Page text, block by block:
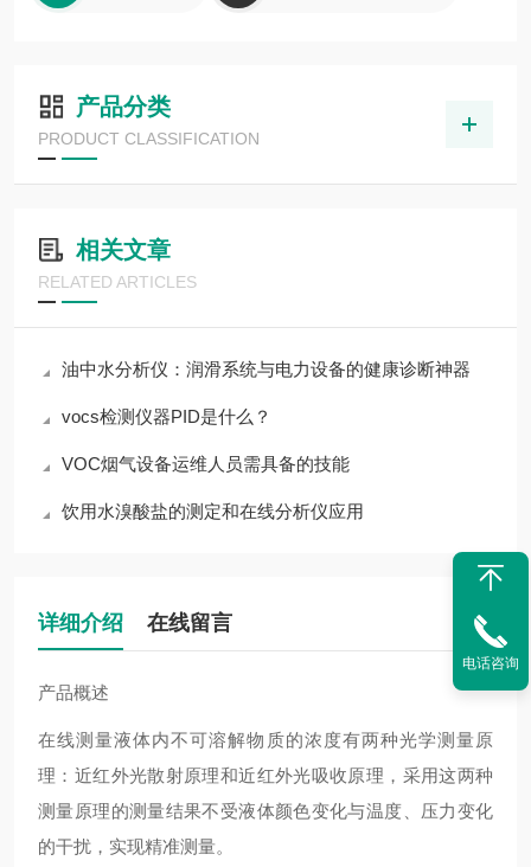
产品分类
PRODUCT CLASSIFICATION
相关文章
RELATED ARTICLES
油中水分析仪：润滑系统与电力设备的健康诊断神器
vocs检测仪器PID是什么？
VOC烟气设备运维人员需具备的技能
饮用水溴酸盐的测定和在线分析仪应用
详细介绍 在线留言
产品概述
在线测量液体内不可溶解物质的浓度有两种光学测量原
理：近红外光散射原理和近红外光吸收原理，采用这两种
测量原理的测量结果不受液体颜色变化与温度、压力变化
的干扰，实现精准测量。
电话咨询